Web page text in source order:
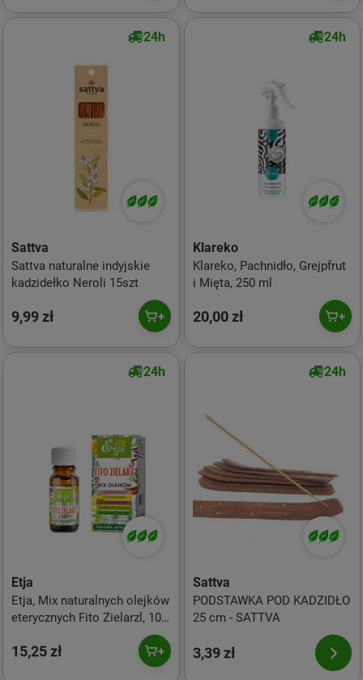
24h
Sattva
Sattva naturalne indyjskie
kadzidełko Neroli 15szt
9,99 zł
24h
Klareko
Klareko, Pachnidło, Grejpfrut
i Mięta, 250 ml
20,00 zł
24h
Etja
Etja, Mix naturalnych olejków
eterycznych Fito Zielarzl, 10
15,25 zł
24h
Sattva
PODSTAWKA POD KADZIDŁO
25 cm - SATTVA
3,39 zł